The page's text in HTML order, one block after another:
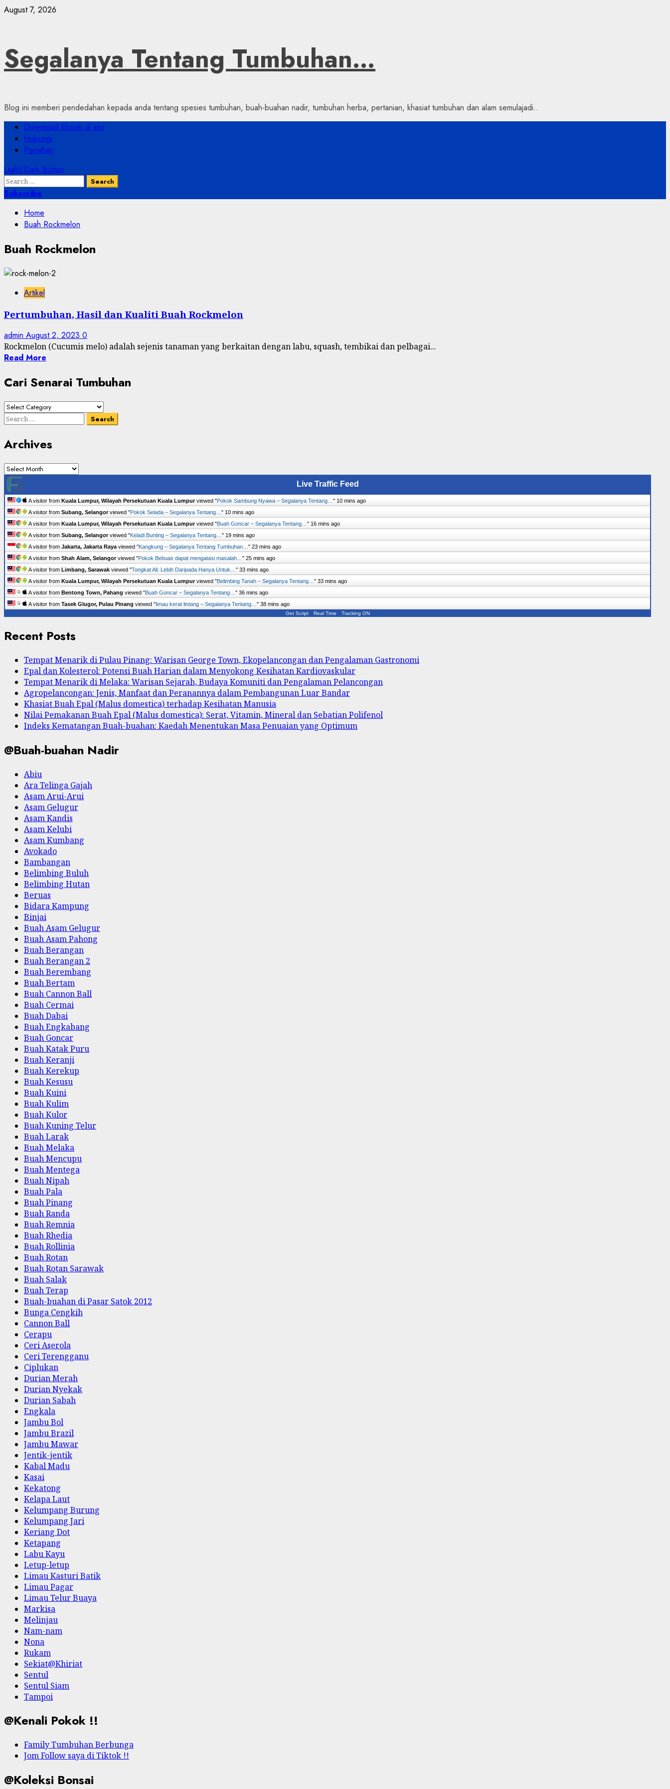
Skip
August 7, 2026
Segalanya Tentang Tumbuhan…
Blog ini memberi pendedahan kepada anda tentang spesies tumbuhan, buah-buahan nadir, tumbuhan herba, pertanian, khasiat tumbuhan dan alam semulajadi..
Primary
Menu
Download Ebook di sini
Hubungi
Penafian
Light/Dark Button
Search
for:
Subscribe
Home
Buah Rockmelon
Buah Rockmelon
Artikel
Pertumbuhan, Hasil dan Kualiti Buah Rockmelon
admin August 2, 2023 0
Rockmelon (Cucumis melo) adalah sejenis tanaman yang berkaitan dengan labu, squash, tembikai dan pelbagai...
Read More
Cari Senarai Tumbuhan
Cari
Senarai
Search
Archives
Archives
Live Traffic Feed
A visitor from Kuala Lumpur, Wilayah Persekutuan Kuala Lumpurviewed "Pokok Sambung Nyawa – Segalanya Tentang… " 10 mins ago
A visitor from Subang, Selangorviewed "Pokok Selada – Segalanya Tentang… " 10 mins ago
A visitor from Kuala Lumpur, Wilayah Persekutuan Kuala Lumpurviewed "Buah Goncar – Segalanya Tentang… " 16 mins ago
A visitor from Subang, Selangorviewed "Keladi Bunting – Segalanya Tentang… " 19 mins ago
A visitor from Jakarta, Jakarta Raya viewed "Kangkung – Segalanya Tentang Tumbuhan… " 23 mins ago
A visitor from Shah Alam, Selangorviewed "Pokok Bebuas dapat mengatasi masalah… " 25 mins ago
A visitor from Limbang, Sarawak viewed "Tongkat Ali: Lebih Daripada Hanya Untuk… " 33 mins ago
A visitor from Kuala Lumpur, Wilayah Persekutuan Kuala Lumpurviewed "Belimbing Tanah – Segalanya Tentang… " 33 mins ago
A visitor from Bentong Town, Pahang viewed "Buah Goncar – Segalanya Tentang… " 36 mins ago
A visitor from Tasek Glugor, Pulau Pinang viewed "limau kerat lintang – Segalanya Tentang… " 38 mins ago
Get Script Real Time Tracking ON
Recent Posts
Tempat Menarik di Pulau Pinang: Warisan George Town, Ekopelancongan dan Pengalaman Gastronomi
Epal dan Kolesterol: Potensi Buah Harian dalam Menyokong Kesihatan Kardiovaskular
Tempat Menarik di Melaka: Warisan Sejarah, Budaya Komuniti dan Pengalaman Pelancongan
Agropelancongan: Jenis, Manfaat dan Peranannya dalam Pembangunan Luar Bandar
Khasiat Buah Epal (Malus domestica) terhadap Kesihatan Manusia
Nilai Pemakanan Buah Epal (Malus domestica): Serat, Vitamin, Mineral dan Sebatian Polifenol
Indeks Kematangan Buah-buahan: Kaedah Menentukan Masa Penuaian yang Optimum
@Buah-buahan Nadir
Abiu
Ara Telinga Gajah
Asam Arui-Arui
Asam Gelugur
Asam Kandis
Asam Kelubi
Asam Kumbang
Avokado
Bambangan
Belimbing Buluh
Belimbing Hutan
Beruas
Bidara Kampung
Binjai
Buah Asam Gelugur
Buah Asam Pahong
Buah Berangan
Buah Berangan 2
Buah Berembang
Buah Bertam
Buah Cannon Ball
Buah Cermai
Buah Dabai
Buah Engkabang
Buah Goncar
Buah Katak Puru
Buah Keranji
Buah Kerekup
Buah Kesusu
Buah Kuini
Buah Kulim
Buah Kulor
Buah Kuning Telur
Buah Larak
Buah Melaka
Buah Mencupu
Buah Mentega
Buah Nipah
Buah Pala
Buah Pinang
Buah Randa
Buah Remnia
Buah Rhedia
Buah Rollinia
Buah Rotan
Buah Rotan Sarawak
Buah Salak
Buah Terap
Buah-buahan di Pasar Satok 2012
Bunga Cengkih
Cannon Ball
Cerapu
Ceri Aserola
Ceri Terengganu
Ciplukan
Durian Merah
Durian Nyekak
Durian Sabah
Engkala
Jambu Bol
Jambu Brazil
Jambu Mawar
Jentik-jentik
Kabal Madu
Kasai
Kekatong
Kelapa Laut
Kelumpang Burung
Kelumpang Jari
Keriang Dot
Ketapang
Labu Kayu
Letup-letup
Limau Kasturi Batik
Limau Pagar
Limau Telur Buaya
Markisa
Melinjau
Nam-nam
Nona
Rukam
Sekiat@Khiriat
Sentul
Sentul Siam
Tampoi
@Kenali Pokok !!
Family Tumbuhan Berbunga
Jom Follow saya di Tiktok !!
@Koleksi Bonsai